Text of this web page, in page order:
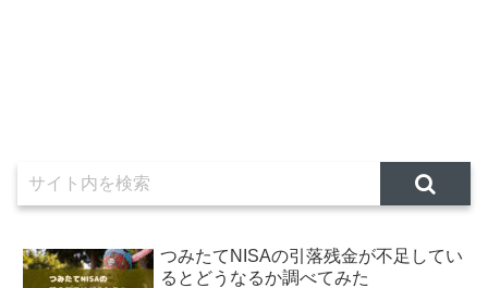
つみたてNISAの引落残金が不足してい
るとどうなるか調べてみた